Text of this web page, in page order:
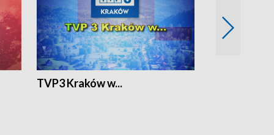
TVP3 Kraków w...